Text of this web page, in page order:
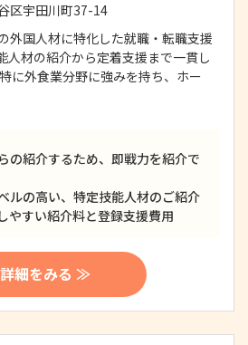
区宇田川町37-14
外国人材に特化した就職・転職支援
人材の紹介から定着支援まで一貫し
に外食業分野に強みを持ち、ホー
の紹介するため、即戦力を紹介で
ルの高い、特定技能人材のご紹介
やすい紹介料と登録支援費用
詳細をみる ≫